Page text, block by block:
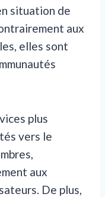
situation de
aux
elles sont
plus
vers le
aux
De plus,